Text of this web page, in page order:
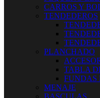
CARROS Y
TENDEDEROS
PLANCHADO
TABLA
FUNDAS
MENAJE
BASCULAS